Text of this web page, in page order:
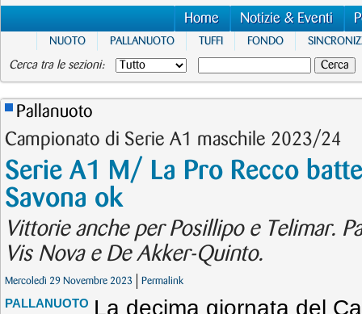
Home Notizie & Eventi
NUOTO PALLANUOTO TUFFI FONDO
Cerca tra le sezioni:
Pallanuoto
Campionato di Serie A1 maschile 2023/24
Serie A1 M/ La Pro Recco
Savona ok
Vittorie anche per Posillipo e Telimar.
Vis Nova e De Akker-Quinto.
Mercoledì 29 Novembre 2023 Permalink
PALLANUOTO La decima giornata del